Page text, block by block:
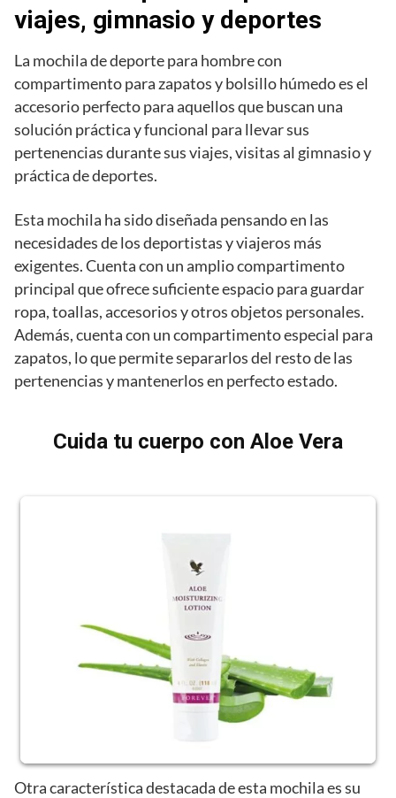
viajes, gimnasio y deportes
La mochila de deporte para hombre con
compartimento para zapatos y bolsillo húmedo es el
accesorio perfecto para aquellos que buscan una
solución práctica y funcional para llevar sus
pertenencias durante sus viajes, visitas al gimnasio y
práctica de deportes.
Esta mochila ha sido diseñada pensando en las
necesidades de los deportistas y viajeros más
exigentes. Cuenta con un amplio compartimento
principal que ofrece suficiente espacio para guardar
ropa, toallas, accesorios y otros objetos personales.
Además, cuenta con un compartimento especial para
zapatos, lo que permite separarlos del resto de las
pertenencias y mantenerlos en perfecto estado.
Cuida tu cuerpo con Aloe Vera
Otra característica destacada de esta mochila es su